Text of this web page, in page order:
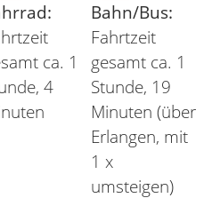
ca. 1
4
Bahn/Bus:
Fahrtzeit
gesamt ca. 1
Stunde, 19
Minuten (über
Erlangen, mit
1 x
umsteigen)